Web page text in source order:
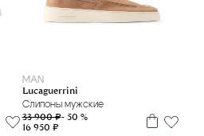
MAN
Lucaguerrini
Слипоны мужские
33 900 ₽- 50 %
16 950 ₽